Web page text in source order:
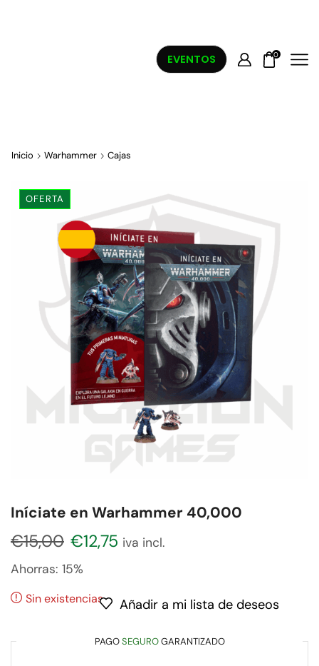
EVENTOS 0
Inicio Warhammer Cajas
OFERTA
Iníciate en Warhammer 40,000
€15,00 €12,75 iva incl.
Ahorras: 15%
Sin existencias Añadir a mi lista de deseos
PAGOSEGUROGARANTIZADO